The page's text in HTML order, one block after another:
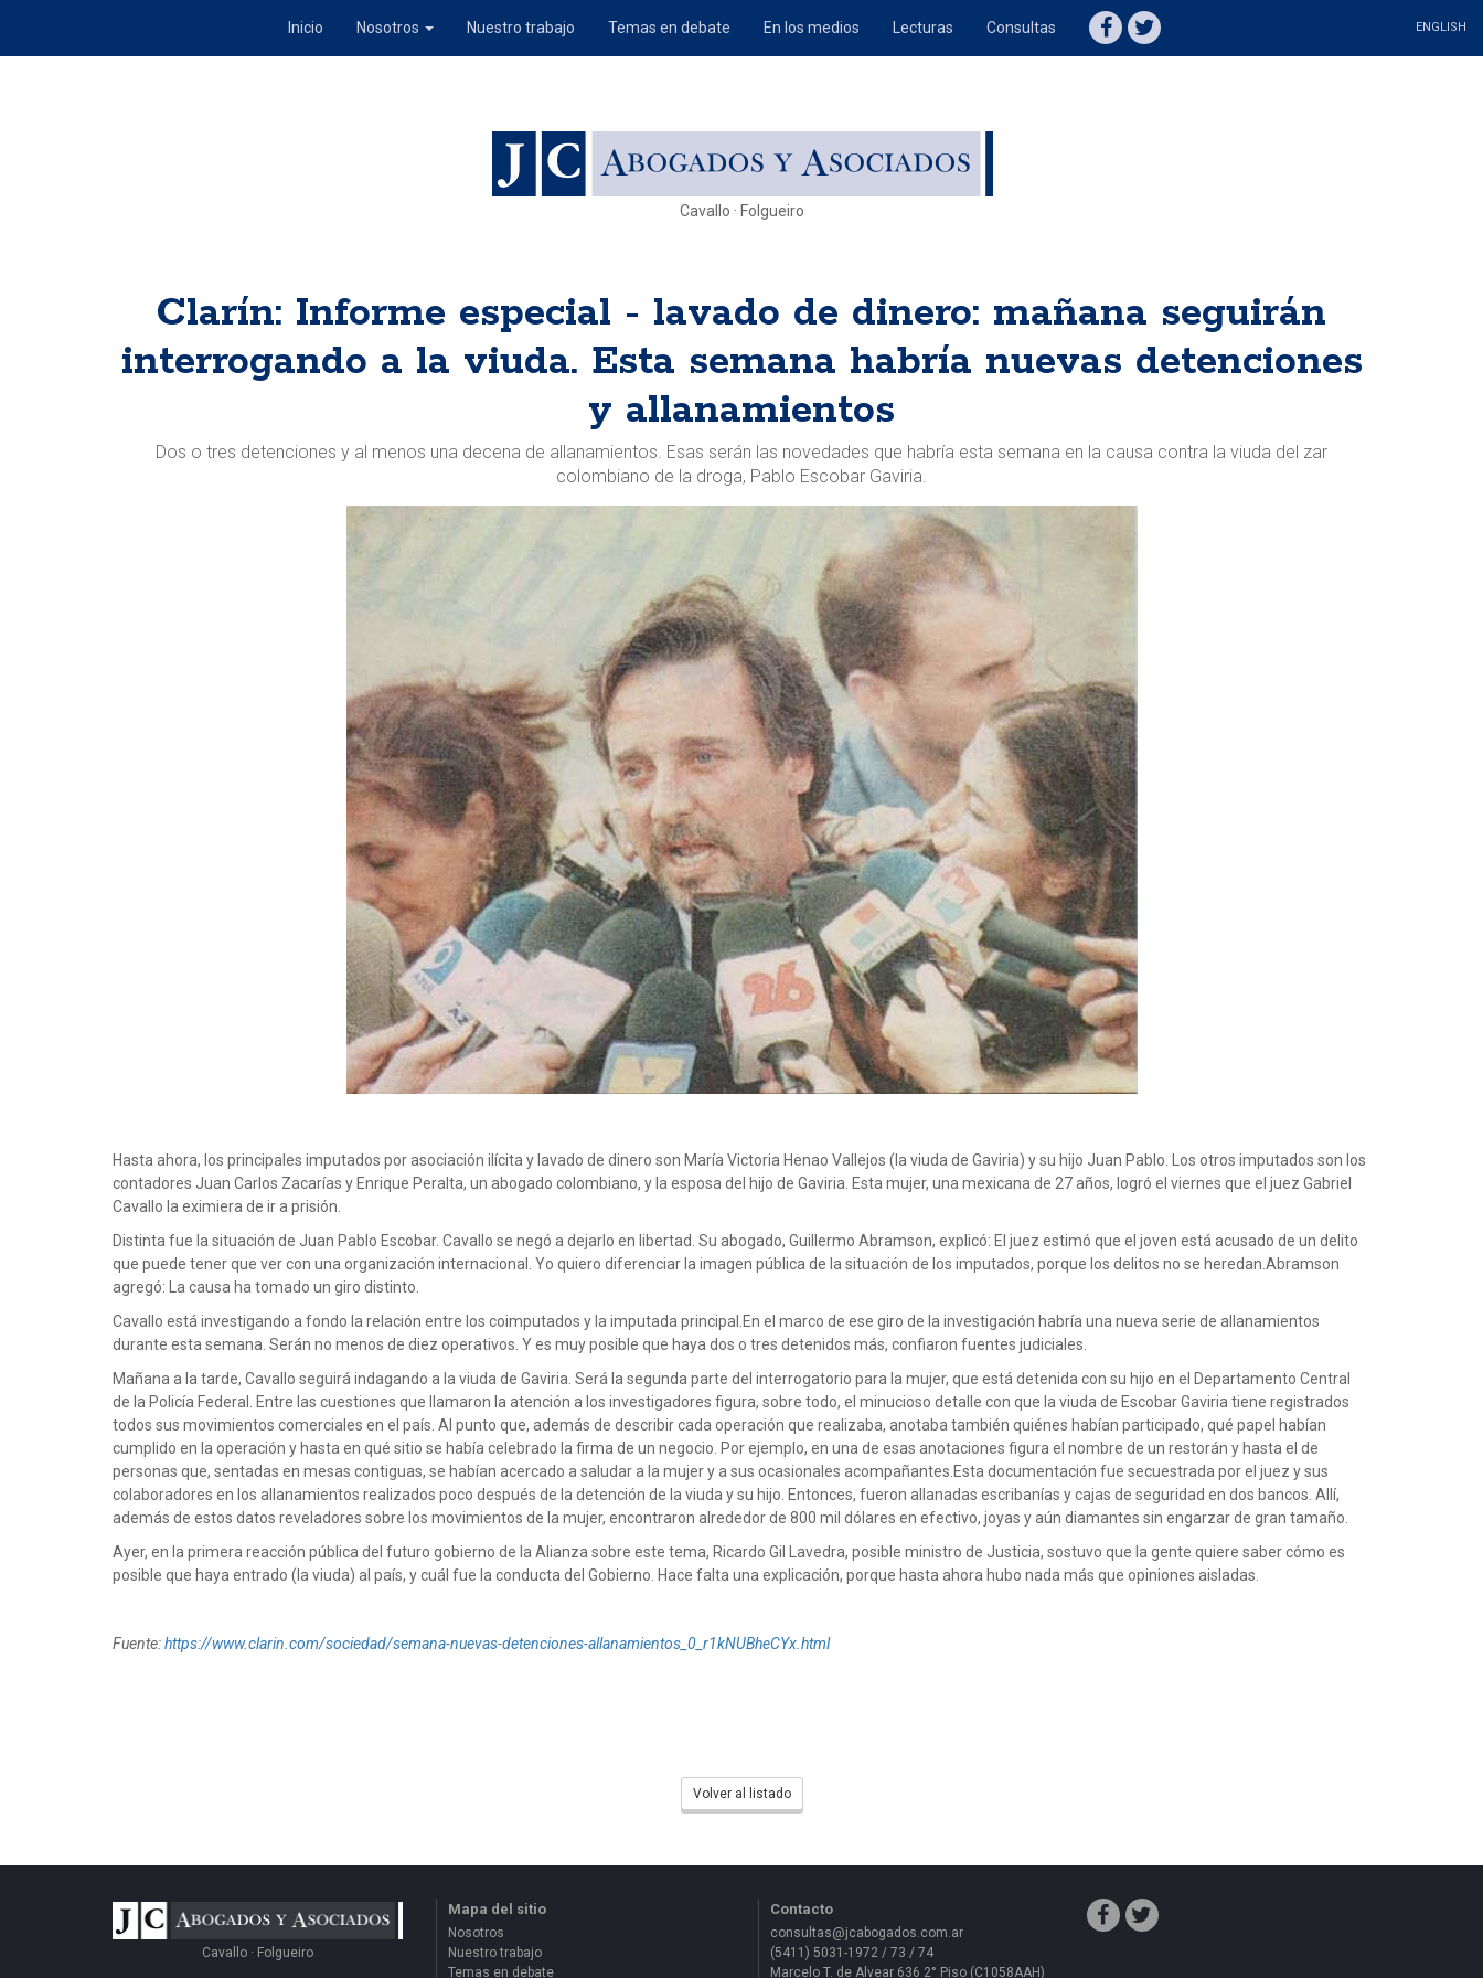
ENGLISH
Inicio Nosotros Nuestro trabajo Temas en debate En los medios Lecturas Consultas
Cavallo · Folgueiro
Clarín: Informe especial - lavado de dinero: mañana seguirán
interrogando a la viuda. Esta semana habría nuevas detenciones
y allanamientos
Dos o tres detenciones y al menos una decena de allanamientos. Esas serán las novedades que habría esta semana en la causa contra la viuda del zar
colombiano de la droga, Pablo Escobar Gaviria.
Hasta ahora, los principales imputados por asociación ilícita y lavado de dinero son María Victoria Henao Vallejos (la viuda de Gaviria) y su hijo Juan Pablo. Los otros imputados son los
contadores Juan Carlos Zacarías y Enrique Peralta, un abogado colombiano, y la esposa del hijo de Gaviria. Esta mujer, una mexicana de 27 años, logró el viernes que el juez Gabriel
Cavallo la eximiera de ir a prisión.
Distinta fue la situación de Juan Pablo Escobar. Cavallo se negó a dejarlo en libertad. Su abogado, Guillermo Abramson, explicó: El juez estimó que el joven está acusado de un delito
que puede tener que ver con una organización internacional. Yo quiero diferenciar la imagen pública de la situación de los imputados, porque los delitos no se heredan.Abramson
agregó: La causa ha tomado un giro distinto.
Cavallo está investigando a fondo la relación entre los coimputados y la imputada principal.En el marco de ese giro de la investigación habría una nueva serie de allanamientos
durante esta semana. Serán no menos de diez operativos. Y es muy posible que haya dos o tres detenidos más, confiaron fuentes judiciales.
Mañana a la tarde, Cavallo seguirá indagando a la viuda de Gaviria. Será la segunda parte del interrogatorio para la mujer, que está detenida con su hijo en el Departamento Central
de la Policía Federal. Entre las cuestiones que llamaron la atención a los investigadores figura, sobre todo, el minucioso detalle con que la viuda de Escobar Gaviria tiene registrados
todos sus movimientos comerciales en el país. Al punto que, además de describir cada operación que realizaba, anotaba también quiénes habían participado, qué papel habían
cumplido en la operación y hasta en qué sitio se había celebrado la firma de un negocio. Por ejemplo, en una de esas anotaciones figura el nombre de un restorán y hasta el de
personas que, sentadas en mesas contiguas, se habían acercado a saludar a la mujer y a sus ocasionales acompañantes.Esta documentación fue secuestrada por el juez y sus
colaboradores en los allanamientos realizados poco después de la detención de la viuda y su hijo. Entonces, fueron allanadas escribanías y cajas de seguridad en dos bancos. Allí,
además de estos datos reveladores sobre los movimientos de la mujer, encontraron alrededor de 800 mil dólares en efectivo, joyas y aún diamantes sin engarzar de gran tamaño.
Ayer, en la primera reacción pública del futuro gobierno de la Alianza sobre este tema, Ricardo Gil Lavedra, posible ministro de Justicia, sostuvo que la gente quiere saber cómo es
posible que haya entrado (la viuda) al país, y cuál fue la conducta del Gobierno. Hace falta una explicación, porque hasta ahora hubo nada más que opiniones aisladas.
Fuente:https://www.clarin.com/sociedad/semana-nuevas-detenciones-allanamientos_0_r1kNUBheCYx.html
Volver al listado
Cavallo · Folgueiro
Mapa del sitio
Nosotros
Nuestro trabajo
Temas en debate
Contacto
consultas@jcabogados.com.ar
(5411) 5031-1972 / 73 / 74
Marcelo T. de Alvear 636 2° Piso (C1058AAH)